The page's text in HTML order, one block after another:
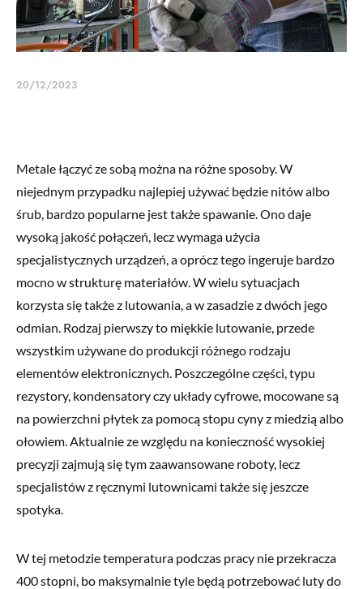
20/12/2023
Metale łączyć ze sobą można na różne sposoby. W
niejednym przypadku najlepiej używać będzie nitów albo
śrub, bardzo popularne jest także spawanie. Ono daje
wysoką jakość połączeń, lecz wymaga użycia
specjalistycznych urządzeń, a oprócz tego ingeruje bardzo
mocno w strukturę materiałów. W wielu sytuacjach
korzysta się także z lutowania, a w zasadzie z dwóch jego
odmian. Rodzaj pierwszy to miękkie lutowanie, przede
wszystkim używane do produkcji różnego rodzaju
elementów elektronicznych. Poszczególne części, typu
rezystory, kondensatory czy układy cyfrowe, mocowane są
na powierzchni płytek za pomocą stopu cyny z miedzią albo
ołowiem. Aktualnie ze względu na konieczność wysokiej
precyzji zajmują się tym zaawansowane roboty, lecz
specjalistów z ręcznymi lutownicami także się jeszcze
spotyka.
W tej metodzie temperatura podczas pracy nie przekracza
400 stopni, bo maksymalnie tyle będą potrzebować luty do